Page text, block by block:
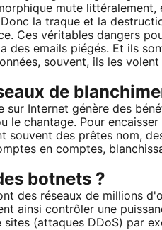
mute
la traque et la
Ces véritables dangers
des emails piégés. Et ils
souvent, ils les
de
sur Internet génère des
le chantage. Pour
souvent des prêtes nom,
en comptes,
botnets ?
des réseaux de millions
ainsi contrôler une
(attaques DDoS) par